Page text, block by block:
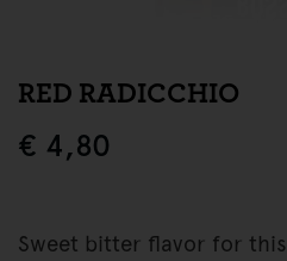
RED RADICCHIO
€ 4,80
Sweet bitter flavor for